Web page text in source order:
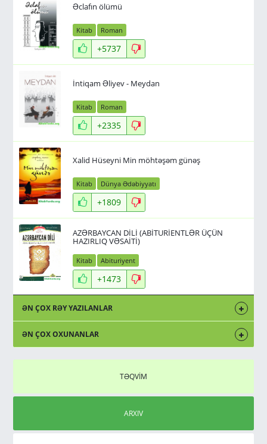
Əclafın ölümü
Kitab Roman
+5737
İntiqam Əliyev - Meydan
Kitab Roman
+2335
Xalid Hüseyni Min möhtəşəm günəş
Kitab Dünya Ədəbiyyatı
+1809
AZƏRBAYCAN DİLİ (ABİTURİENTLƏR ÜÇÜN
HAZIRLIQ VƏSAİTİ)
Kitab Abituriyent
+1473
ƏN ÇOX RƏY YAZILANLAR
ƏN ÇOX OXUNANLAR
TƏQVİM
ARXIV